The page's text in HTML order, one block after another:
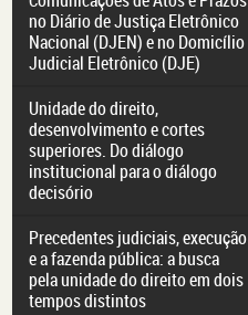
no Diário de Justiça Eletrônico
Nacional (DJEN) e no Domicílio
Judicial Eletrônico (DJE)
Unidade do direito,
desenvolvimento e cortes
superiores. Do diálogo
institucional para o diálogo
decisório
Precedentes judiciais, execução
e a fazenda pública: a busca
pela unidade do direito em dois
tempos distintos